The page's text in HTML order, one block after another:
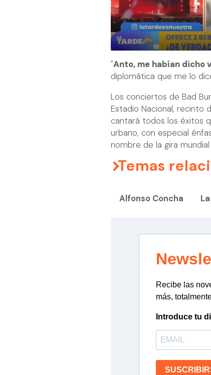
"Anto, me habían dicho
diplomática que me lo
Los conciertos de Bad
Estadio Nacional, recinto
cantará todos los éxitos
urbano, con especial
nombre de la gira
Temas
Alfonso Concha
Recibe las
más,
Introduce tu